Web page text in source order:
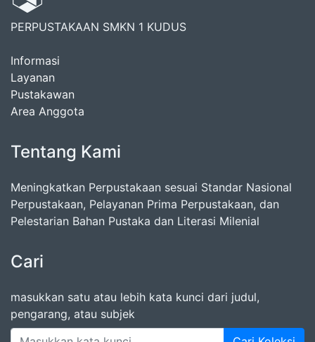
PERPUSTAKAAN SMKN 1 KUDUS
Informasi
Layanan
Pustakawan
Area Anggota
Tentang Kami
Meningkatkan Perpustakaan sesuai Standar Nasional
Perpustakaan, Pelayanan Prima Perpustakaan, dan
Pelestarian Bahan Pustaka dan Literasi Milenial
Cari
masukkan satu atau lebih kata kunci dari judul,
pengarang, atau subjek